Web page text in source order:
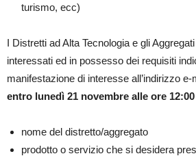
turismo, ecc)
I Distretti ad Alta Tecnologia e gli
interessati ed in possesso dei requisiti
manifestazione di interesse all’indirizzo
entro lunedì 21 novembre alle ore 12:00
nome del distretto/aggregato
prodotto o servizio che si desidera